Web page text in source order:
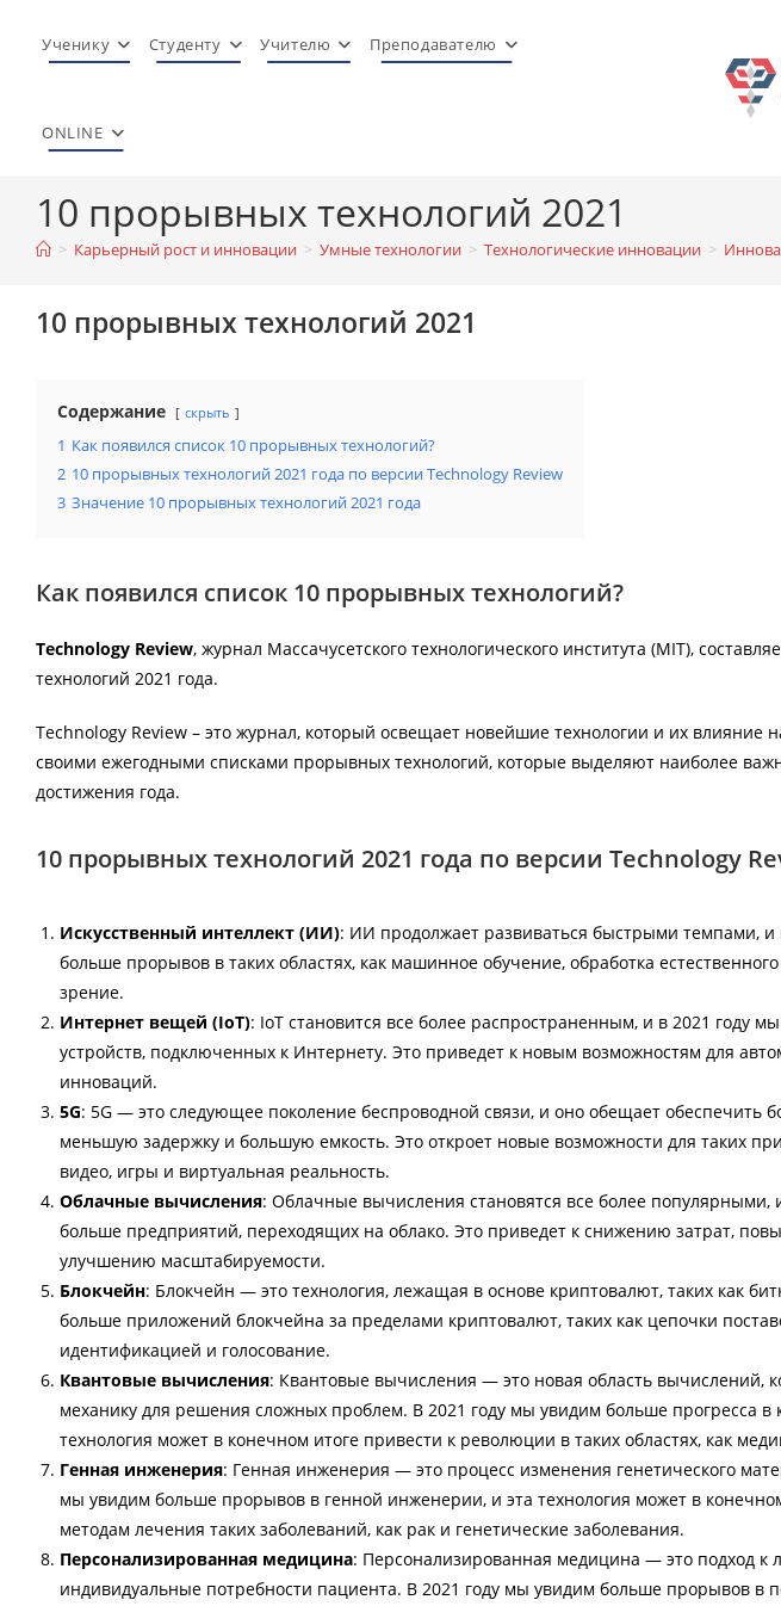
Ученику Студенту Учителю Преподавателю
ONLINE
10 прорывных технологий 2021
> Карьерный рост и инновации > Умные технологии > Технологические инновации >
10 прорывных технологий 2021
Содержание скрыть
1 Как появился список 10 прорывных технологий?
2 10 прорывных технологий 2021 года по версии Technology Review
3 Значение 10 прорывных технологий 2021 года
Как появился список 10 прорывных технологий?
Technology Review, журнал Массачусетского технологического института (MIT),
технологий 2021 года.
Technology Review – это журнал, который освещает новейшие технологии и их влияние
своими ежегодными списками прорывных технологий, которые выделяют наиболее
достижения года.
10 прорывных технологий 2021 года по версии Technology
Искусственный интеллект (ИИ): ИИ продолжает развиваться быстрыми темпами,
больше прорывов в таких областях, как машинное обучение, обработка
зрение.
Интернет вещей (IoT): IoT становится все более распространенным, и в 2021 году
устройств, подключенных к Интернету. Это приведет к новым возможностям для
инноваций.
5G: 5G — это следующее поколение беспроводной связи, и оно обещает обеспечить
меньшую задержку и большую емкость. Это откроет новые возможности для таких
видео, игры и виртуальная реальность.
Облачные вычисления: Облачные вычисления становятся все более
больше предприятий, переходящих на облако. Это приведет к снижению затрат,
улучшению масштабируемости.
Блокчейн: Блокчейн — это технология, лежащая в основе криптовалют, таких как
больше приложений блокчейна за пределами криптовалют, таких как цепочки
идентификацией и голосование.
Квантовые вычисления: Квантовые вычисления — это новая область вычислений,
механику для решения сложных проблем. В 2021 году мы увидим больше прогресса в
технология может в конечном итоге привести к революции в таких областях, как
Генная инженерия: Генная инженерия — это процесс изменения генетического
мы увидим больше прорывов в генной инженерии, и эта технология может в
методам лечения таких заболеваний, как рак и генетические заболевания.
Персонализированная медицина: Персонализированная медицина — это подход к
индивидуальные потребности пациента. В 2021 году мы увидим больше прорывов в